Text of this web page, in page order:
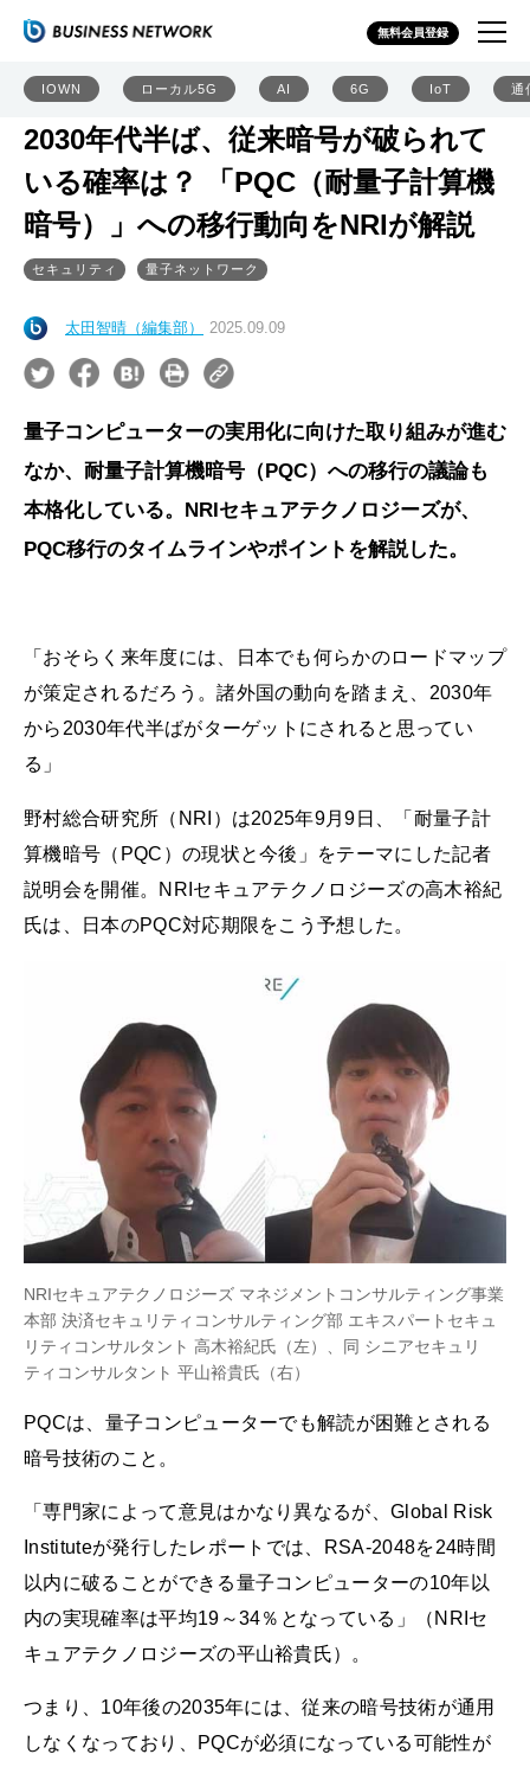
無料会員登録
IOWN ローカル5G AI 6G IoT 通
2030年代半ば、従来暗号が破られて
いる確率は？ 「PQC（耐量子計算機
暗号）」への移行動向をNRIが解説
セキュリティ 量子ネットワーク
太田智晴（編集部） 2025.09.09
量子コンピューターの実用化に向けた取り組みが進む
なか、耐量子計算機暗号（PQC）への移行の議論も
本格化している。NRIセキュアテクノロジーズが、
PQC移行のタイムラインやポイントを解説した。
「おそらく来年度には、日本でも何らかのロードマップ
が策定されるだろう。諸外国の動向を踏まえ、2030年
から2030年代半ばがターゲットにされると思ってい
る」
野村総合研究所（NRI）は2025年9月9日、「耐量子計
算機暗号（PQC）の現状と今後」をテーマにした記者
説明会を開催。NRIセキュアテクノロジーズの高木裕紀
氏は、日本のPQC対応期限をこう予想した。
NRIセキュアテクノロジーズ マネジメントコンサルティング事業
本部 決済セキュリティコンサルティング部 エキスパートセキュ
リティコンサルタント 高木裕紀氏（左）、同 シニアセキュリ
ティコンサルタント 平山裕貴氏（右）
PQCは、量子コンピューターでも解読が困難とされる
暗号技術のこと。
「専門家によって意見はかなり異なるが、Global Risk
Instituteが発行したレポートでは、RSA-2048を24時間
以内に破ることができる量子コンピューターの10年以
内の実現確率は平均19～34％となっている」（NRIセ
キュアテクノロジーズの平山裕貴氏）。
つまり、10年後の2035年には、従来の暗号技術が通用
しなくなっており、PQCが必須になっている可能性が